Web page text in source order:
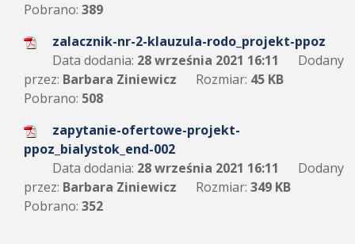
Pobrano: 389
zalacznik-nr-2-klauzula-rodo_projekt-ppoz
Data dodania: 28 września 2021 16:11
Dodany
przez: Barbara Ziniewicz Rozmiar: 45 KB
Pobrano: 508
zapytanie-ofertowe-projekt-
ppoz_bialystok_end-002
Data dodania: 28 września 2021 16:11
Dodany
przez: Barbara Ziniewicz Rozmiar: 349 KB
Pobrano: 352